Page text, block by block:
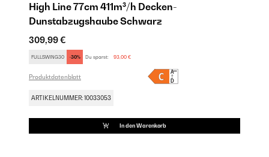
High Line 77cm 411m³/h Decken-
Dunstabzugshaube Schwarz
309,99 €
FULLSWING30 -30% Du sparst: 93,00 €
Produktdatenblatt
ARTIKELNUMMER: 10033053
In den Warenkorb